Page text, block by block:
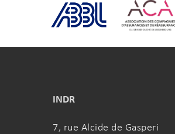
INDR
7, rue Alcide de Gasperi